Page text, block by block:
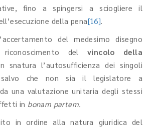
fino a spingersi a sciogliere il
della pena[16].
del medesimo disegno
del vincolo della
snatura l’autosufficienza dei singoli
salvo che non sia il legislatore a
una valutazione unitaria degli stessi
in bonam partem.
in ordine alla natura giuridica del